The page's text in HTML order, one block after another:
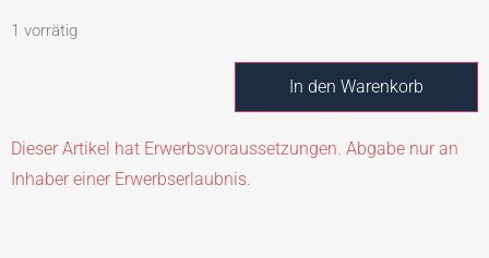
1 vorrätig
In den Warenkorb
Dieser Artikel hat Erwerbsvoraussetzungen. Abgabe nur an
Inhaber einer Erwerbserlaubnis.